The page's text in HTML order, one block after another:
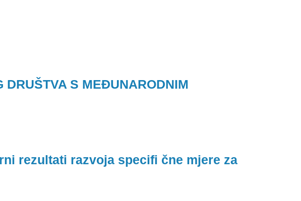
DRUŠTVA S MEĐUNARODNIM
rezultati razvoja specifi čne mjere za